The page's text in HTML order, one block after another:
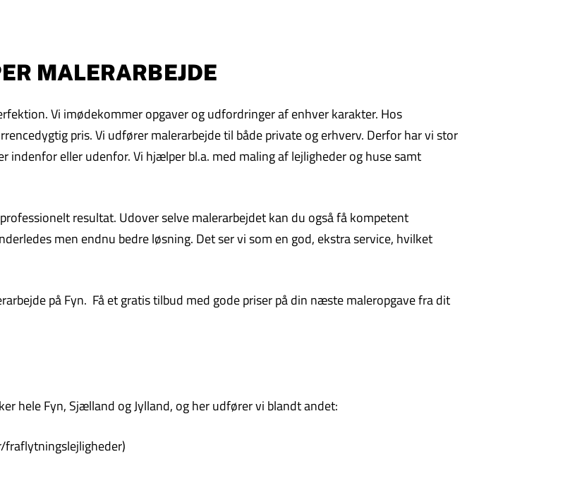
MALERARBEJDE
Vi imødekommer opgaver og udfordringer af enhver karakter. Hos
pris. Vi udfører malerarbejde til både private og erhverv. Derfor har vi stor
indenfor eller udenfor. Vi hjælper bl.a. med maling af lejligheder og huse samt
resultat. Udover selve malerarbejdet kan du også få kompetent
men endnu bedre løsning. Det ser vi som en god, ekstra service, hvilket
på Fyn. Få et gratis tilbud med gode priser på din næste maleropgave fra dit
hele Fyn, Sjælland og Jylland, og her udfører vi blandt andet:
fraflytningslejligheder)